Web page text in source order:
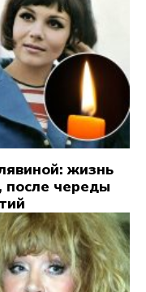
жизнь
после череды